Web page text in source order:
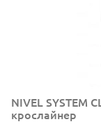
NIVEL SYSTEM
крослайнер